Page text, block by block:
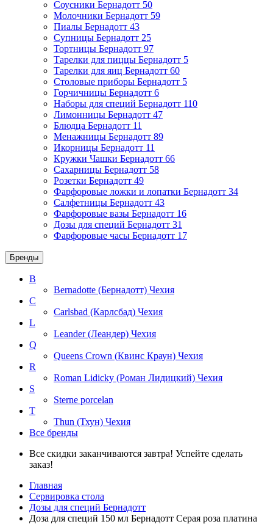
Соусники Бернадотт 50
Молочники Бернадотт 59
Пиалы Бернадотт 43
Супницы Бернадотт 25
Тортницы Бернадотт 97
Тарелки для пиццы Бернадотт 5
Тарелки для яиц Бернадотт 60
Столовые приборы Бернадотт 5
Горчичницы Бернадотт 6
Наборы для специй Бернадотт 110
Лимонницы Бернадотт 47
Блюдца Бернадотт 11
Менажницы Бернадотт 89
Икорницы Бернадотт 11
Кружки Чашки Бернадотт 66
Сахарницы Бернадотт 58
Розетки Бернадотт 49
Фарфоровые ложки и лопатки Бернадотт 34
Салфетницы Бернадотт 43
Фарфоровые вазы Бернадотт 16
Дозы для специй Бернадотт 31
Фарфоровые часы Бернадотт 17
Бренды
B
Bernadotte (Бернадотт) Чехия
C
Carlsbad (Карлсбад) Чехия
L
Leander (Леандер) Чехия
Q
Queens Crown (Квинс Краун) Чехия
R
Roman Lidicky (Роман Лидицкий) Чехия
S
Sterne porcelan
T
Thun (Тхун) Чехия
Все бренды
Все скидки заканчиваются завтра! Успейте сделать
заказ!
Главная
Сервировка стола
Дозы для специй Бернадотт
Доза для специй 150 мл Бернадотт Серая роза платина